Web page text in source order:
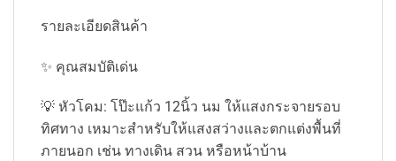
รายละเอียดสินค้า
✨ คุณสมบัติเด่น
💡 หัวโคม: โป๊ะแก้ว 12นิ้ว นม ให้แสงกระจายรอบ
ทิศทาง เหมาะสำหรับให้แสงสว่างและตกแต่งพื้นที่
ภายนอก เช่น ทางเดิน สวน หรือหน้าบ้าน